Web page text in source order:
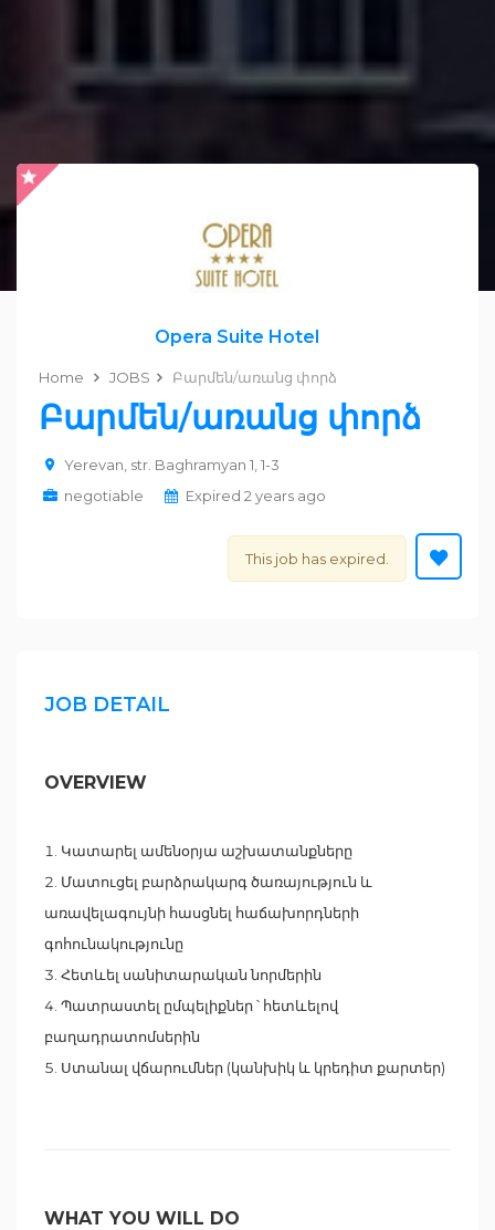
Opera Suite Hotel
Home JOBS Բարմեն/առանց փորձ
Բարմեն/առանց փորձ
Yerevan, str. Baghramyan 1, 1-3
negotiable
Expired 2 years ago
This job has expired.
JOB DETAIL
OVERVIEW
Կատարել ամենօրյա աշխատանքները
Մատուցել բարձրակարգ ծառայություն և
առավելագույնի հասցնել հաճախորդների
գոհունակությունը
Հետևել սանիտարական նորմերին
Պատրաստել ըմպելիքներ ՝ հետևելով
բաղադրատոմսերին
Ստանալ վճարումներ (կանխիկ և կրեդիտ քարտեր)
WHAT YOU WILL DO